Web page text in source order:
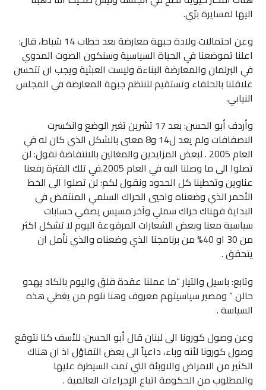
اليها لمسايرة برّي.
وعن احتمالات ولادة جبهة معارضة بعد خطاب 14 شباط، قال:
اعلنا تموضعنا في الحياة السياسية وسنكون الصوت المدوي
في البرلمان والمعارضة البناءة وليست العبثية ويجب ان تتحسن
علاقتنا بالحلفاء وتستقيم لتنتظم جبهة المعارضة في المجلس
النيابي.
وأردف أبو الحسن: بعد 17 تشرين تغير الوضع وانكسرت
الاصفافات ولم يعد ل14 و8 معنى بالشكل الذي كان له في
العام 2005 . لبعض المزايدين والمغالين بالانتفاضة نقول: لن
تصلوا الى ما وصلنا اليه في العام 2005.في تلك الفترة رفعنا
عناوين وتخطينا كل الحدود ونقول لكم: لن تصلوا الى الخط
الأحمر الذي وضعناه واحيي الحراك السلمي المنتفض في
البداية فهناك حراك سملي وآخر مسيس يصفي حسابات
سياسية معنا وبعض الشعارات المرفوعة اليوم لا تشكل اكثر
من 30 او 40% من برنامجنا الذي وضعناه والذي نأمل ان
يتحقق .
وتابع: باسيل والتيار “ما عملنا عقدة قلق واليوم بالكاد يهدو
حالن ” ومصير سياسيتهم معروف وهنا نلوم من يغطي هذه
السياسة .
وعن وصول كورونا الى لبنان قال أبو الحسن: للأسف كنا نتوقع
وصول كورونا لأنه وباء، داعياً الى بعض التفاؤل اذ ان هناك
الكثير من الامراض والاوبئة التي تمت السيطرة عليها
والمطلوب من الحكومة اتباع الإجراءات العالمية .